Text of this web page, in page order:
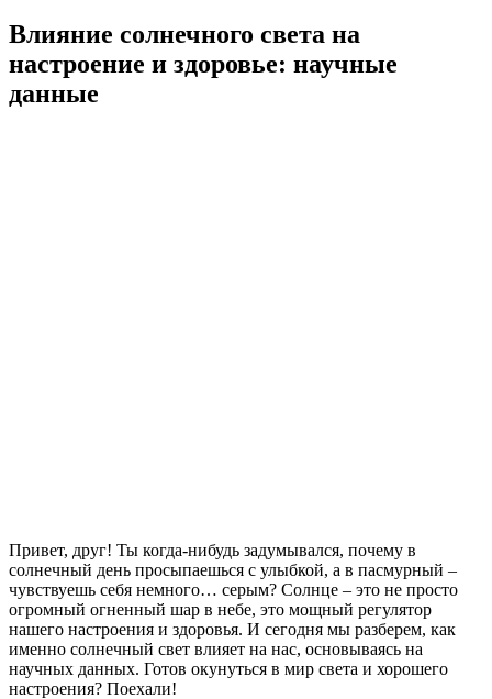
Влияние солнечного света на
настроение и здоровье: научные
данные
Привет, друг! Ты когда-нибудь задумывался, почему в
солнечный день просыпаешься с улыбкой, а в пасмурный –
чувствуешь себя немного… серым? Солнце – это не просто
огромный огненный шар в небе, это мощный регулятор
нашего настроения и здоровья. И сегодня мы разберем, как
именно солнечный свет влияет на нас, основываясь на
научных данных. Готов окунуться в мир света и хорошего
настроения? Поехали!